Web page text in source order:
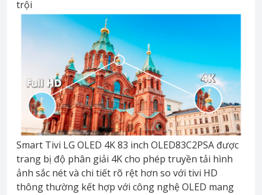
trội
Smart Tivi LG OLED 4K 83 inch OLED83C2PSA được
trang bị độ phân giải 4K cho phép truyền tải hình
ảnh sắc nét và chi tiết rõ rệt hơn so với tivi HD
thông thường kết hợp với công nghệ OLED mang